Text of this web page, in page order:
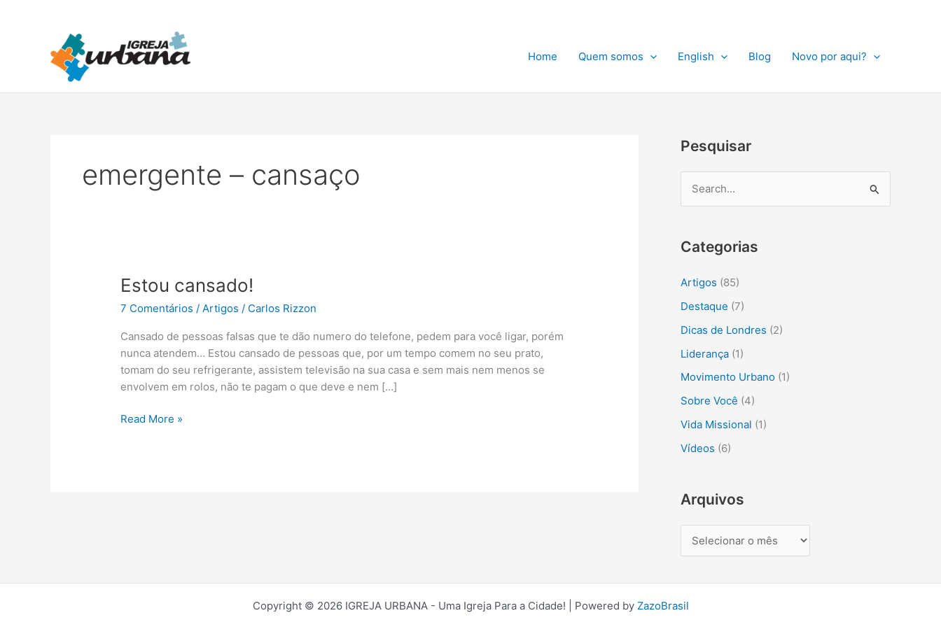
Home Quem somos English Blog Novo por aqui?
emergente – cansaço
Estou cansado!
7 Comentários / Artigos / Carlos Rizzon
Cansado de pessoas falsas que te dão numero do telefone, pedem para você ligar, porém
nunca atendem… Estou cansado de pessoas que, por um tempo comem no seu prato,
tomam do seu refrigerante, assistem televisão na sua casa e sem mais nem menos se
envolvem em rolos, não te pagam o que deve e nem […]
Estou
Read More »
Pesquisar
q
u
r
p
o
r
:
Categorias
Artigos (85)
Destaque (7)
Dicas de Londres (2)
Liderança (1)
Movimento Urbano (1)
Sobre Você (4)
Vida Missional (1)
Vídeos (6)
Arquivos
q
i
Copyright © 2026 IGREJA URBANA - Uma Igreja Para a Cidade! | Powered by ZazoBrasil